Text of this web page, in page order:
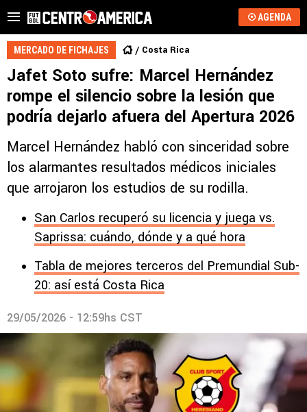
AGENDA
MERCADO DE FICHAJES Costa Rica
Jafet Soto sufre: Marcel Hernández
rompe el silencio sobre la lesión que
podría dejarlo afuera del Apertura 2026
Marcel Hernández habló con sinceridad sobre
los alarmantes resultados médicos iniciales
que arrojaron los estudios de su rodilla.
San Carlos recuperó su licencia y juega vs.
Saprissa: cuándo, dónde y a qué hora
Tabla de mejores terceros del Premundial Sub-
20: así está Costa Rica
29/05/2026 - 12:59hs CST